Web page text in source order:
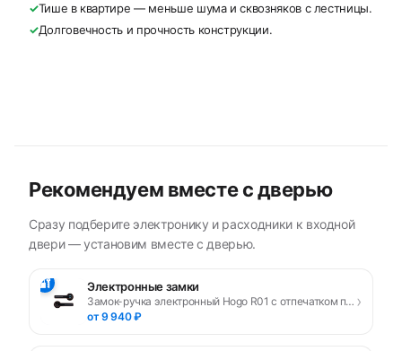
✓Тише в квартире — меньше шума и сквозняков с лестницы.
✓Долговечность и прочность конструкции.
Рекомендуем вместе с дверью
Сразу подберите электронику и расходники к входной
двери — установим вместе с дверью.
🔐 Электронные замки
Замок-ручка электронный Hogo R01 с отпечатком пальца, черный
от 9 940 ₽
›